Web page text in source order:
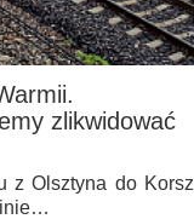
zlikwidować
z Olsztyna do Korsz